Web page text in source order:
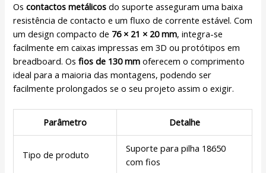
Oscontactos metálicos do suporte asseguram uma baixa
resistência de contacto e um fluxo de corrente estável. Com
um design compacto de 76 × 21 × 20 mm, integra-se
facilmente em caixas impressas em 3D ou protótipos em
breadboard. Osfios de 130 mm oferecem o comprimento
ideal para a maioria das montagens, podendo ser
facilmente prolongados se o seu projeto assim o exigir.
Parâmetro Detalhe
Tipo de produto
Suporte para pilha 18650
com fios